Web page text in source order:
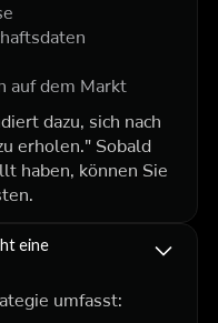
auf dem Markt
dazu, sich nach
erholen."Sobald
haben, können Sie
eine
umfasst: